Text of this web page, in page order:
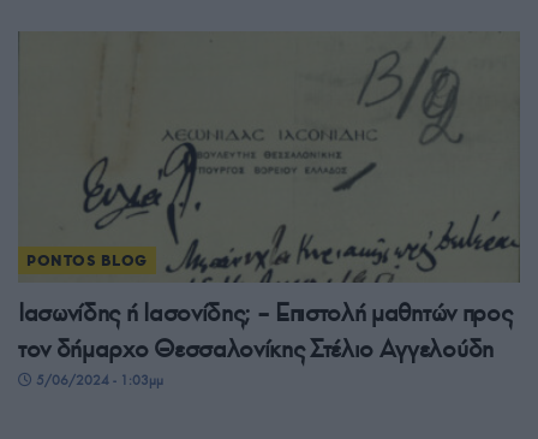
PONTOS BLOG
Ιασωνίδης ή Ιασονίδης; – Επιστολή μαθητών προς
τον δήμαρχο Θεσσαλονίκης Στέλιο Αγγελούδη
5/06/2024 - 1:03μμ